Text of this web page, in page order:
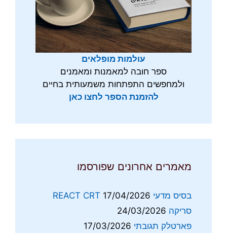
עולמות מופלאים
ספר חובה למאמנות ומאמנים
ולמחפשים התפתחות משמעותית בחיים
להזמנת הספר לחצו כאן
מאמרים אחרונים שפורסמו
בסיס מדעי REACT CRT 17/04/2026
סריקה 24/03/2026
פארטלק תגובתי 17/03/2026